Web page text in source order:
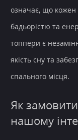
означає, що
бадьорістю та
топпери є
якість сну та
спального місця.
Як
нашому